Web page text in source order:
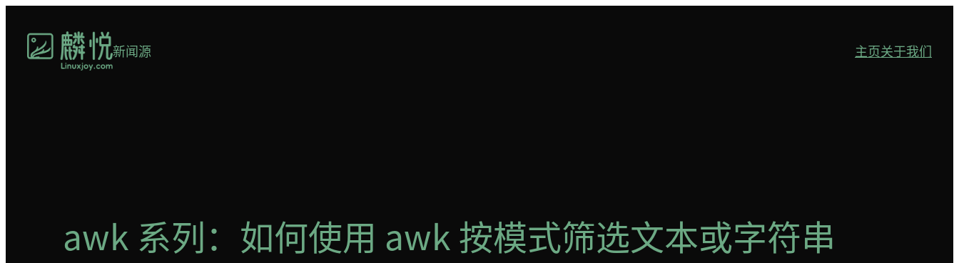
新闻源 主页关于我们
awk 系列：如何使用 awk 按模式筛选文本或字符串